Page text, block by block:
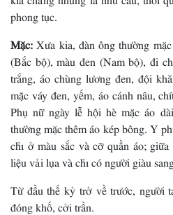
phong tục.
Mặc:Xưa kia, đàn ông thường
(Bắc bộ), màu đen (Nam bộ), đi
trắng, áo chùng lương đen, đội
mặc váy đen, yếm, áo cánh nâu,
Phụ nữ ngày lễ hội hè mặc áo
thường mặc thêm áo kép bông. Y
chỉ ở màu sắc và cỡ quần áo;
liệu vải lụa và chỉ có người giàu
Từ đầu thế kỷ trở về trước, người
đóng khố, cởi trần.